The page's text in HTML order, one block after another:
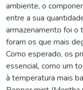
ambiente, o
entre a sua
armazenamento foi
foram os que mais
Como esperado, os
essencial, como um
à temperatura mais